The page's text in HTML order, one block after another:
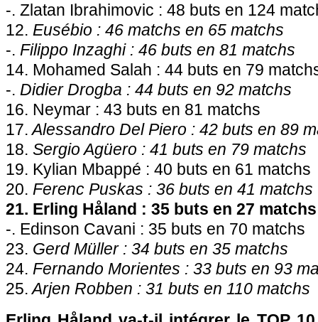
-. Zlatan Ibrahimovic : 48 buts en 124
12. Eusébio : 46 matchs en 65 matchs
-. Filippo Inzaghi : 46 buts en 81 matchs
14. Mohamed Salah : 44 buts en 79
-. Didier Drogba : 44 buts en 92 matchs
16. Neymar : 43 buts en 81 matchs
17.Alessandro Del Piero : 42 buts en 89
18. Sergio Agüero : 41 buts en 79 matchs
19. Kylian Mbappé : 40 buts en 61 matchs
20. Ferenc Puskas : 36 buts en 41 matchs
21. Erling Håland : 35 buts en 27 matchs
-. Edinson Cavani : 35 buts en 70 matchs
23. Gerd Müller : 34 buts en 35 matchs
24. Fernando Morientes : 33 buts en 93
25.Arjen Robben : 31 buts en 110 matchs